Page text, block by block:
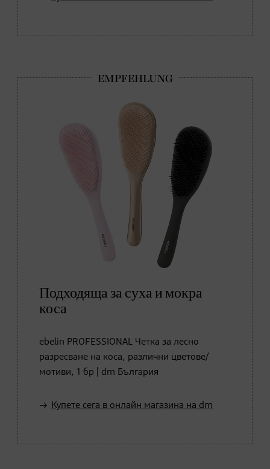
Подходяща за суха и мокра
коса
ebelin PROFESSIONAL Четка за лесно
разресване на коса, различни цветове/
мотиви, 1 бр | dm България
Купете сега в онлайн магазина на dm